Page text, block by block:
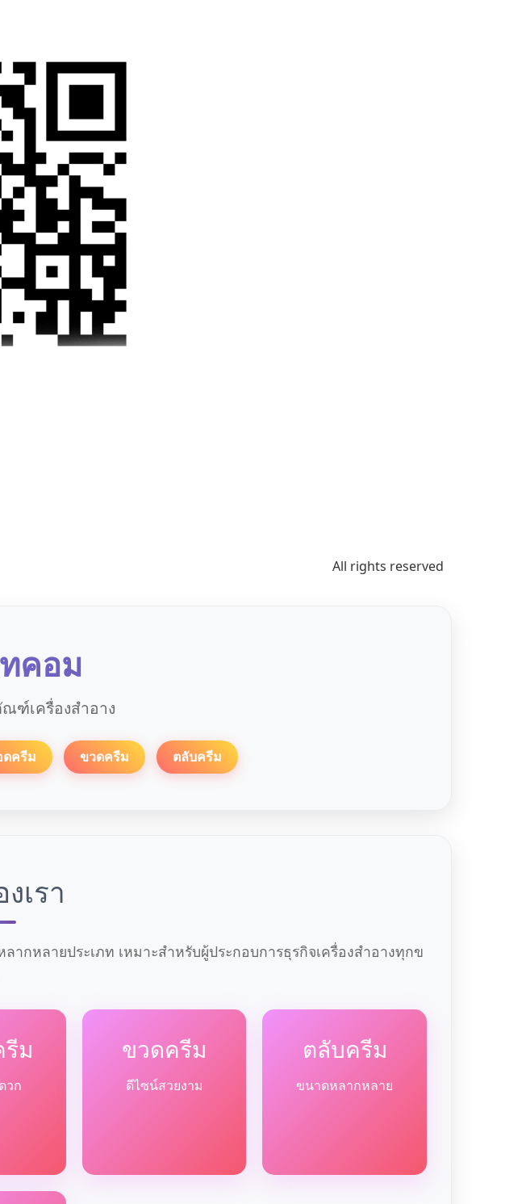
All rights reserved
คอม
ฑ์เครื่องสำอาง
ครีม ขวดครีม ตลับครีม
เรา
กหลายประเภท เหมาะสำหรับผู้ประกอบการธุรกิจเครื่องสำอางทุกข
ม
วก
ขวดครีม
ดีไซน์สวยงาม
ตลับครีม
ขนาดหลากหลาย